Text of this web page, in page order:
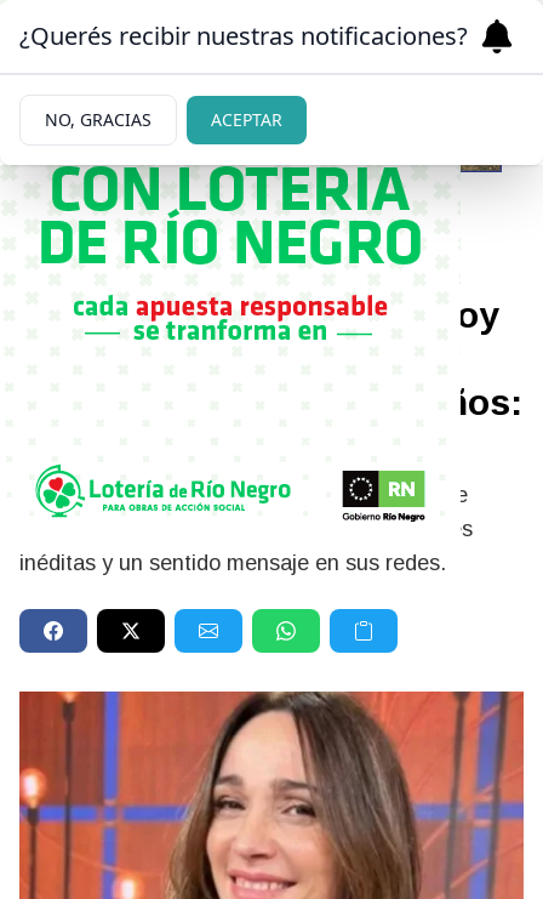
MADRE E HIJA | 03/06/2026
¡Son idénticas! Así luce hoy
Lozano que cumplió 17 años:
Con un tierno homenaje por el cumpleaños de
Antonia, Verónica Lozano compartió imágenes
inéditas y un sentido mensaje en sus redes.
¿Querés recibir nuestras notificaciones?
NO, GRACIAS ACEPTAR